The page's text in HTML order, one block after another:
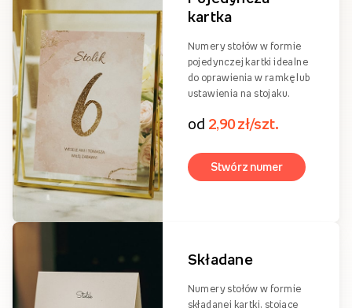
Rodzaje numerów stołow
Numery na stoły weselne
W naszym asortymencie dostępne są numerki na stół weselny w
standardowym formacie 15x20 cm w formie składanej lub
pojedynczej kartki.
kartka
pojedynczej kartki idealne